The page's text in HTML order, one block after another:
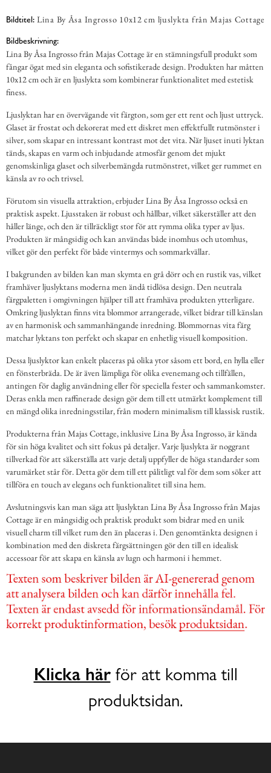
Bildtitel: Lina By Åsa Ingrosso 10x12 cm ljuslykta från Majas Cottage
Bildbeskrivning:
Lina By Åsa Ingrosso från Majas Cottage är en stämningsfull produkt som
fångar ögat med sin eleganta och sofistikerade design. Produkten har måtten
10x12 cm och är en ljuslykta som kombinerar funktionalitet med estetisk
finess.
Ljuslyktan har en övervägande vit färgton, som ger ett rent och ljust uttryck.
Glaset är frostat och dekorerat med ett diskret men effektfullt rutmönster i
silver, som skapar en intressant kontrast mot det vita. När ljuset inuti lyktan
tänds, skapas en varm och inbjudande atmosfär genom det mjukt
genomskinliga glaset och silverbemängda rutmönstret, vilket ger rummet en
känsla av ro och trivsel.
Förutom sin visuella attraktion, erbjuder Lina By Åsa Ingrosso också en
praktisk aspekt. Ljusstaken är robust och hållbar, vilket säkerställer att den
håller länge, och den är tillräckligt stor för att rymma olika typer av ljus.
Produkten är mångsidig och kan användas både inomhus och utomhus,
vilket gör den perfekt för både vintermys och sommarkvällar.
I bakgrunden av bilden kan man skymta en grå dörr och en rustik vas, vilket
framhäver ljuslyktans moderna men ändå tidlösa design. Den neutrala
färgpaletten i omgivningen hjälper till att framhäva produkten ytterligare.
Omkring ljuslyktan finns vita blommor arrangerade, vilket bidrar till känslan
av en harmonisk och sammanhängande inredning. Blommornas vita färg
matchar lyktans ton perfekt och skapar en enhetlig visuell komposition.
Dessa ljuslyktor kan enkelt placeras på olika ytor såsom ett bord, en hylla eller
en fönsterbräda. De är även lämpliga för olika evenemang och tillfällen,
antingen för daglig användning eller för speciella fester och sammankomster.
Deras enkla men raffinerade design gör dem till ett utmärkt komplement till
en mängd olika inredningsstilar, från modern minimalism till klassisk rustik.
Produkterna från Majas Cottage, inklusive Lina By Åsa Ingrosso, är kända
för sin höga kvalitet och sitt fokus på detaljer. Varje ljuslykta är noggrant
tillverkad för att säkerställa att varje detalj uppfyller de höga standarder som
varumärket står för. Detta gör dem till ett pålitligt val för dem som söker att
tillföra en touch av elegans och funktionalitet till sina hem.
Avslutningsvis kan man säga att ljuslyktan Lina By Åsa Ingrosso från Majas
Cottage är en mångsidig och praktisk produkt som bidrar med en unik
visuell charm till vilket rum den än placeras i. Den genomtänkta designen i
kombination med den diskreta färgsättningen gör den till en idealisk
accessoar för att skapa en känsla av lugn och harmoni i hemmet.
Klicka härför att komma till
produktsidan.